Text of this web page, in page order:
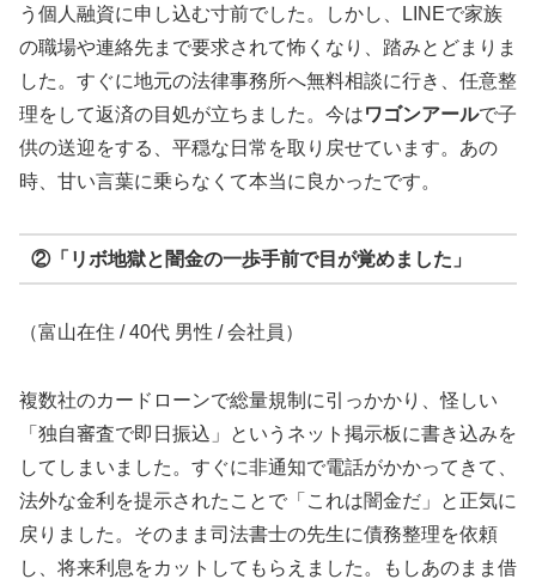
う個人融資に申し込む寸前でした。しかし、LINEで家族
の職場や連絡先まで要求されて怖くなり、踏みとどまりま
した。すぐに地元の法律事務所へ無料相談に行き、任意整
理をして返済の目処が立ちました。今はワゴンアールで子
供の送迎をする、平穏な日常を取り戻せています。あの
時、甘い言葉に乗らなくて本当に良かったです。
②「リボ地獄と闇金の一歩手前で目が覚めました」
（富山在住 / 40代 男性 / 会社員）
複数社のカードローンで総量規制に引っかかり、怪しい
「独自審査で即日振込」というネット掲示板に書き込みを
してしまいました。すぐに非通知で電話がかかってきて、
法外な金利を提示されたことで「これは闇金だ」と正気に
戻りました。そのまま司法書士の先生に債務整理を依頼
し、将来利息をカットしてもらえました。もしあのまま借